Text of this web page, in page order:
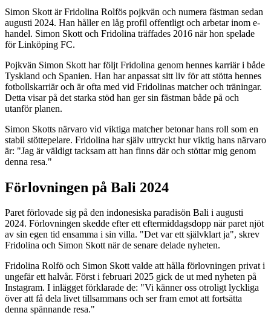
Simon Skott är Fridolina Rolfös pojkvän och numera fästman sedan
augusti 2024. Han håller en låg profil offentligt och arbetar inom e-
handel. Simon Skott och Fridolina träffades 2016 när hon spelade
för Linköping FC.
Pojkvän Simon Skott har följt Fridolina genom hennes karriär i både
Tyskland och Spanien. Han har anpassat sitt liv för att stötta hennes
fotbollskarriär och är ofta med vid Fridolinas matcher och träningar.
Detta visar på det starka stöd han ger sin fästman både på och
utanför planen.
Simon Skotts närvaro vid viktiga matcher betonar hans roll som en
stabil stöttepelare. Fridolina har själv uttryckt hur viktig hans närvaro
är: "Jag är väldigt tacksam att han finns där och stöttar mig genom
denna resa."
Förlovningen på Bali 2024
Paret förlovade sig på den indonesiska paradisön Bali i augusti
2024. Förlovningen skedde efter ett eftermiddagsdopp när paret njöt
av sin egen tid ensamma i sin villa. "Det var ett självklart ja", skrev
Fridolina och Simon Skott när de senare delade nyheten.
Fridolina Rolfö och Simon Skott valde att hålla förlovningen privat i
ungefär ett halvår. Först i februari 2025 gick de ut med nyheten på
Instagram. I inlägget förklarade de: "Vi känner oss otroligt lyckliga
över att få dela livet tillsammans och ser fram emot att fortsätta
denna spännande resa."